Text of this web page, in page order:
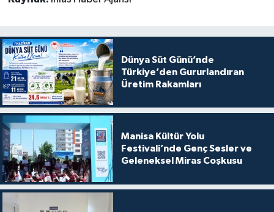
Dünya Süt Günü’nde
Türkiye’den Gururlandıran
Üretim Rakamları
Manisa Kültür Yolu
Festivali’nde Genç Sesler ve
Geleneksel Miras Coşkusu